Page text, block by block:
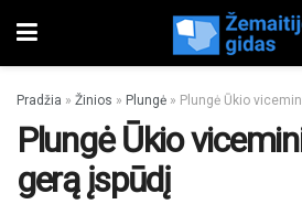
Pradžia » Žinios » Plungė » Plungė Ūkio
Plungė Ūkio
gerą įspūdį